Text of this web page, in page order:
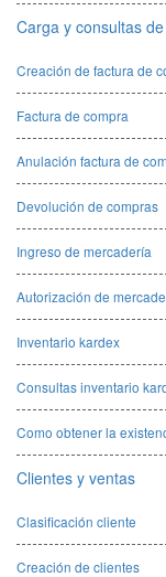
Carga y consultas
Creación de factura de
Factura de compra
Anulación factura de
Devolución de compras
Ingreso de mercadería
Autorización de
Inventario kardex
Consultas inventario
Como obtener la
Clientes y ventas
Clasificación cliente
Creación de clientes